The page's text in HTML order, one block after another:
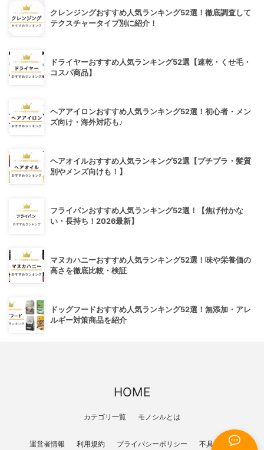
クレンジングおすすめ人気ランキング52選！徹底調査して
テクスチャータイプ別に紹介！
ドライヤーおすすめ人気ランキング52選【速乾・くせ毛・
コスパ商品】
ヘアアイロンおすすめ人気ランキング52選！初心者・メン
ズ向け・海外対応も♪
ヘアオイルおすすめ人気ランキング52選【プチプラ・髪質
別やメンズ向けも！】
フライパンおすすめ人気ランキング52選！【焦げ付かな
い・長持ち！2026最新】
マヌカハニーおすすめ人気ランキング52選！味や栄養価の
高さを徹底比較・検証
ドッグフードおすすめ人気ランキング52選！無添加・アレ
ルギー対策商品を紹介
HOME
カテゴリ一覧 モノシルとは
運営者情報 利用規約 プライバシーポリシー 不具合報告